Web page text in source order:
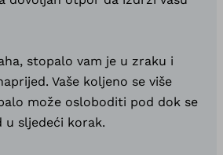
stopalo vam je u zraku i
Vaše koljeno se više
može osloboditi pod dok se
u sljedeći korak.